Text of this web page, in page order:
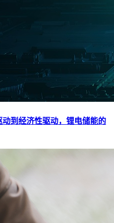
动到经济性驱动，锂电储能的